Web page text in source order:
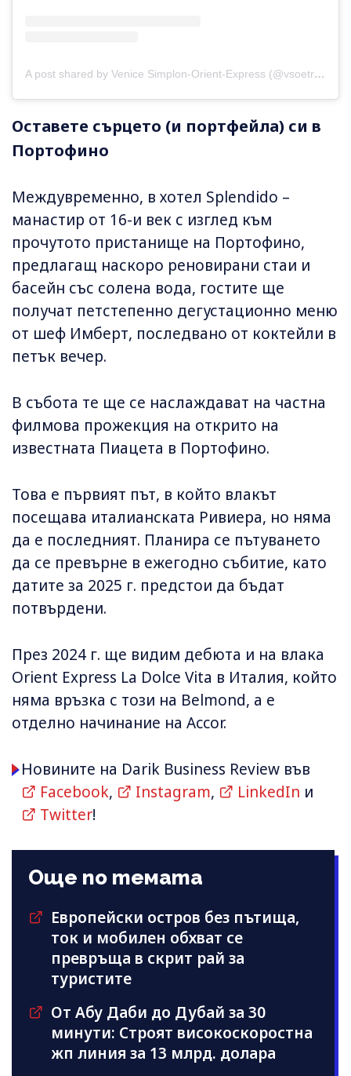
A post shared by Venice Simplon-Orient-Express (@vsoetrain)
Оставете сърцето (и портфейла) си в
Портофино
Междувременно, в хотел Splendido –
манастир от 16-и век с изглед към
прочутото пристанище на Портофино,
предлагащ наскоро реновирани стаи и
басейн със солена вода, гостите ще
получат петстепенно дегустационно меню
от шеф Имберт, последвано от коктейли в
петък вечер.
В събота те ще се наслаждават на частна
филмова прожекция на открито на
известната Пиацета в Портофино.
Това е първият път, в който влакът
посещава италианската Ривиера, но няма
да е последният. Планира се пътуването
да се превърне в ежегодно събитие, като
датите за 2025 г. предстои да бъдат
потвърдени.
През 2024 г. ще видим дебюта и на влака
Orient Express La Dolce Vita в Италия, който
няма връзка с този на Belmond, а е
отделно начинание на Accor.
Новините на Darik Business Review във
Facebook, Instagram, LinkedIn и
Twitter!
Още по темата
Европейски остров без пътища,
ток и мобилен обхват се
превръща в скрит рай за
туристите
От Абу Даби до Дубай за 30
минути: Строят високоскоростна
жп линия за 13 млрд. долара